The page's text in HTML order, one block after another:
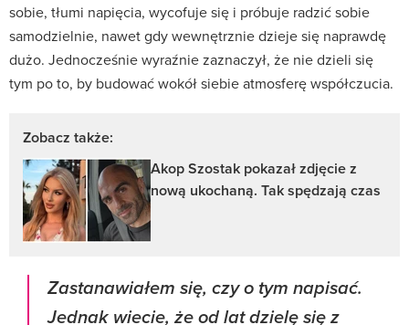
sobie, tłumi napięcia, wycofuje się i próbuje radzić sobie
samodzielnie, nawet gdy wewnętrznie dzieje się naprawdę
dużo. Jednocześnie wyraźnie zaznaczył, że nie dzieli się
tym po to, by budować wokół siebie atmosferę współczucia.
Zobacz także:
Akop Szostak pokazał zdjęcie z
nową ukochaną. Tak spędzają czas
Zastanawiałem się, czy o tym napisać.
Jednak wiecie, że od lat dzielę się z